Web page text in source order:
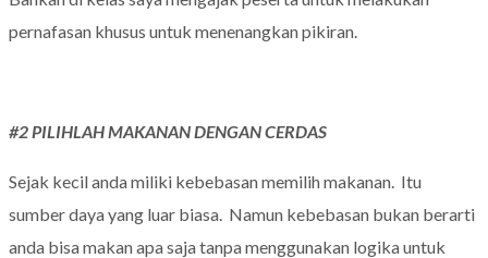
pernafasan khusus untuk menenangkan pikiran.
#2 PILIHLAH MAKANAN DENGAN CERDAS
Sejak kecil anda miliki kebebasan memilih makanan. Itu
sumber daya yang luar biasa. Namun kebebasan bukan berarti
anda bisa makan apa saja tanpa menggunakan logika untuk